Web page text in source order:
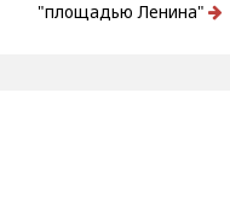
"площадью Ленина"